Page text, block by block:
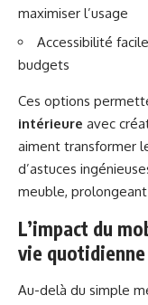
maximiser l’usage
Accessibilité
budgets
Ces options
intérieure avec
aiment transformer
d’astuces
meuble,
L’impact du
vie
Au-delà du simple